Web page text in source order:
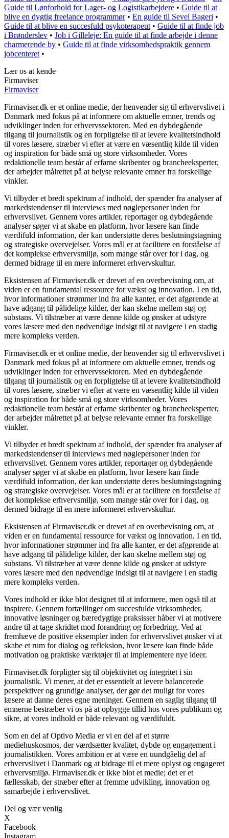
Guide til Lønforhold for Lager- og Logistikarbejdere • Guide til at
blive en dygtig freelance programmør• En guide til Sevel Bageri •
Guide til at blive en succesfuld psykoterapeut • Guide til at finde job
i Brønderslev • Job i Gilleleje: En guide til at finde arbejde i denne
charmerende by • Guide til at finde virksomhedspraktik gennem
jobcenteret •
Lær os at kende
Firmaviser
Firmaviser
Firmaviser.dk er et online medie, der henvender sig til erhvervslivet i
Danmark med fokus på at informere om aktuelle emner, trends og
udviklinger inden for erhvervssektoren. Med en dybdegående
tilgang til journalistik og en forpligtelse til at levere kvalitetsindhold
til vores læsere, stræber vi efter at være en væsentlig kilde til viden
og inspiration for både små og store virksomheder. Vores
redaktionelle team består af erfarne skribenter og brancheeksperter,
der arbejder målrettet på at belyse relevante emner fra forskellige
vinkler.
Vi tilbyder et bredt spektrum af indhold, der spænder fra analyser af
markedstendenser til interviews med nøglepersoner inden for
erhvervslivet. Gennem vores artikler, reportager og dybdegående
analyser søger vi at skabe en platform, hvor læsere kan finde
værdifuld information, der kan understøtte deres beslutningstagning
og strategiske overvejelser. Vores mål er at facilitere en forståelse af
det komplekse erhvervsmiljø, som mange står over for i dag, og
dermed bidrage til en mere informeret erhvervskultur.
Eksistensen af Firmaviser.dk er drevet af en overbevisning om, at
viden er en fundamental ressource for vækst og innovation. I en tid,
hvor informationer strømmer ind fra alle kanter, er det afgørende at
have adgang til pålidelige kilder, der kan skelne mellem støj og
substans. Vi tilstræber at være denne kilde og ønsker at udstyre
vores læsere med den nødvendige indsigt til at navigere i en stadig
mere kompleks verden.
Firmaviser.dk er et online medie, der henvender sig til erhvervslivet i
Danmark med fokus på at informere om aktuelle emner, trends og
udviklinger inden for erhvervssektoren. Med en dybdegående
tilgang til journalistik og en forpligtelse til at levere kvalitetsindhold
til vores læsere, stræber vi efter at være en væsentlig kilde til viden
og inspiration for både små og store virksomheder. Vores
redaktionelle team består af erfarne skribenter og brancheeksperter,
der arbejder målrettet på at belyse relevante emner fra forskellige
vinkler.
Vi tilbyder et bredt spektrum af indhold, der spænder fra analyser af
markedstendenser til interviews med nøglepersoner inden for
erhvervslivet. Gennem vores artikler, reportager og dybdegående
analyser søger vi at skabe en platform, hvor læsere kan finde
værdifuld information, der kan understøtte deres beslutningstagning
og strategiske overvejelser. Vores mål er at facilitere en forståelse af
det komplekse erhvervsmiljø, som mange står over for i dag, og
dermed bidrage til en mere informeret erhvervskultur.
Eksistensen af Firmaviser.dk er drevet af en overbevisning om, at
viden er en fundamental ressource for vækst og innovation. I en tid,
hvor informationer strømmer ind fra alle kanter, er det afgørende at
have adgang til pålidelige kilder, der kan skelne mellem støj og
substans. Vi tilstræber at være denne kilde og ønsker at udstyre
vores læsere med den nødvendige indsigt til at navigere i en stadig
mere kompleks verden.
Vores indhold er ikke blot designet til at informere, men også til at
inspirere. Gennem fortællinger om succesfulde virksomheder,
innovative løsninger og bæredygtige praksisser håber vi at motivere
andre til at tage skridtet mod forandring og forbedring. Ved at
fremhæve de positive eksempler inden for erhvervslivet ønsker vi at
skabe et rum for dialog og refleksion, hvor læsere kan finde både
motivation og praktiske værktøjer til at implementere nye ideer.
Firmaviser.dk forpligter sig til objektivitet og integritet i sin
journalistik. Vi mener, at det er essentielt at levere balancerede
perspektiver og grundige analyser, der gør det muligt for vores
læsere at danne deres egne meninger. Gennem en saglig tilgang til
emnerne bestræber vi os på at opbygge tillid hos vores publikum og
sikre, at vores indhold er både relevant og værdifuldt.
Som en del af Optivo Media er vi en del af et større
mediehuskosmos, der værdsætter kvalitet, dybde og engagement i
journalistikken. Vores ambition er at være en uundgåelig del af
erhvervslivet i Danmark og at bidrage til et mere oplyst og engageret
erhvervsmiljø. Firmaviser.dk er ikke blot et medie; det er et
fællesskab, der stræber efter at fremme udvikling, innovation og
samarbejde i erhvervslivet.
Del og vær venlig
X
Facebook
Instagram